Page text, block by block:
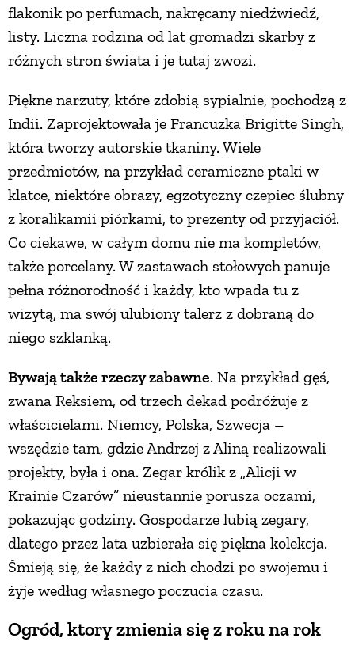
flakonik po perfumach, nakręcany niedźwiedź,
listy. Liczna rodzina od lat gromadzi skarby z
różnych stron świata i je tutaj zwozi.
Piękne narzuty, które zdobią sypialnie, pochodzą z
Indii. Zaprojektowała je Francuzka Brigitte Singh,
która tworzy autorskie tkaniny. Wiele
przedmiotów, na przykład ceramiczne ptaki w
klatce, niektóre obrazy, egzotyczny czepiec ślubny
z koralikamii piórkami, to prezenty od przyjaciół.
Co ciekawe, w całym domu nie ma kompletów,
także porcelany. W zastawach stołowych panuje
pełna różnorodność i każdy, kto wpada tu z
wizytą, ma swój ulubiony talerz z dobraną do
niego szklanką.
Bywają także rzeczy zabawne. Na przykład gęś,
zwana Reksiem, od trzech dekad podróżuje z
właścicielami. Niemcy, Polska, Szwecja –
wszędzie tam, gdzie Andrzej z Aliną realizowali
projekty, była i ona. Zegar królik z „Alicji w
Krainie Czarów” nieustannie porusza oczami,
pokazując godziny. Gospodarze lubią zegary,
dlatego przez lata uzbierała się piękna kolekcja.
Śmieją się, że każdy z nich chodzi po swojemu i
żyje według własnego poczucia czasu.
Ogród, ktory zmienia się z roku na rok